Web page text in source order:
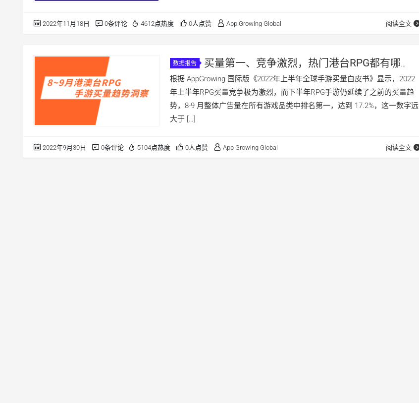
2022年11月18日 0条评论 4612点热度 0人点赞 App Growing Global 阅读全文
数据报告
买量第一、竞争激烈，热门港台RPG都有哪
些？
根据 AppGrowing 国际版《2022年上半年全球手游买量白皮书》显示，2022
年上半年RPG买量竞争极为激烈，而下半年RPG手游仍延续了之前的买量趋
势，8-9 月整体广告量在所有游戏品类中排名第一，达到 17.2%，这一数字远
大于 […]
2022年9月30日 0条评论 5104点热度 0人点赞 App Growing Global 阅读全文